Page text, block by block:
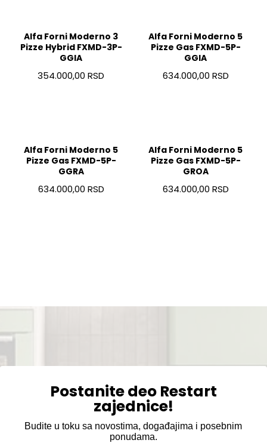
Alfa Forni Moderno 3
Pizze Hybrid FXMD-3P-
GGIA
354.000,00 RSD
Alfa Forni Moderno 5
Pizze Gas FXMD-5P-
GGIA
634.000,00 RSD
Alfa Forni Moderno 5
Pizze Gas FXMD-5P-
GGRA
634.000,00 RSD
Alfa Forni Moderno 5
Pizze Gas FXMD-5P-
GROA
634.000,00 RSD
Postanite deo Restart
zajednice!
Budite u toku sa novostima, događajima i posebnim
ponudama.